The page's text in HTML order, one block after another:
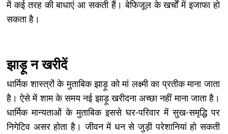
में कई तरह की बाधाएं आ सकती हैं। बेफिजूल के खर्चों में इजाफा हो
सकता है।
झाड़ू न खरीदें
धार्मिक शास्त्रों के मुताबिक झाड़ू को मां लक्ष्मी का प्रतीक माना जाता
है। ऐसे में शाम के समय नई झाड़ू खरीदना अच्छा नहीं माना जाता है।
धार्मिक मान्यताओं के मुताबिक इससे घर-परिवार में सुख-समृद्धि पर
निगेटिव असर होता है। जीवन में धन से जुड़ी परेशानियां हो सकती